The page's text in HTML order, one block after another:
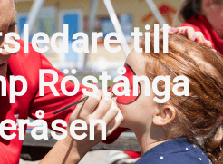
till
Röstånga